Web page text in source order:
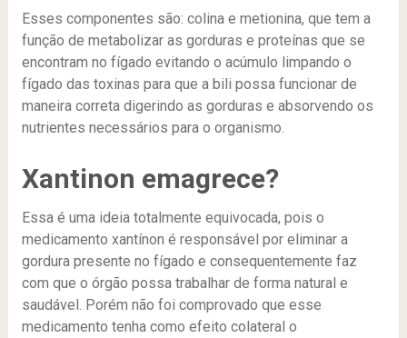
Esses componentes são: colina e metionina, que tem a
função de metabolizar as gorduras e proteínas que se
encontram no fígado evitando o acúmulo limpando o
fígado das toxinas para que a bili possa funcionar de
maneira correta digerindo as gorduras e absorvendo os
nutrientes necessários para o organismo.
Xantinon emagrece?
Essa é uma ideia totalmente equivocada, pois o
medicamento xantínon é responsável por eliminar a
gordura presente no fígado e consequentemente faz
com que o órgão possa trabalhar de forma natural e
saudável. Porém não foi comprovado que esse
medicamento tenha como efeito colateral o